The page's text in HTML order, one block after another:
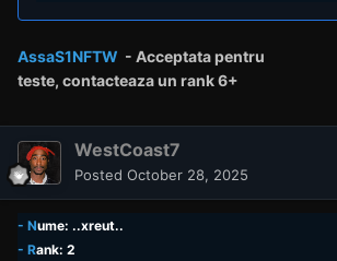
AssaS1NFTW - Acceptata pentru
teste, contacteaza un rank6+
WestCoast7
Posted October 28, 2025
- Nume: ..xreut..
- Rank: 2